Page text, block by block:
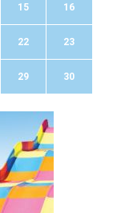
15 16
22 23
29 30